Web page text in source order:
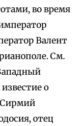
во время
Валент
См.
о
Сирмий
отец